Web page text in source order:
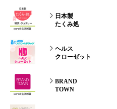
日本製
たくみ処
ヘルス
クローゼット
BRAND
TOWN